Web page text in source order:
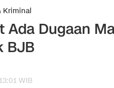
Kriminal
Ada Dugaan
BJB
WIB